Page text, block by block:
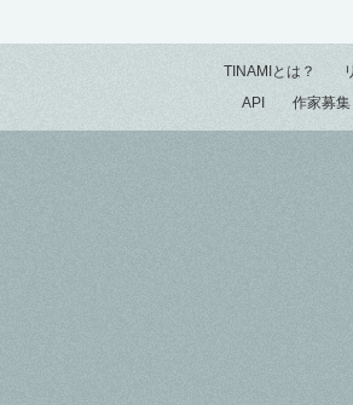
TINAMIとは？
API
作家募集